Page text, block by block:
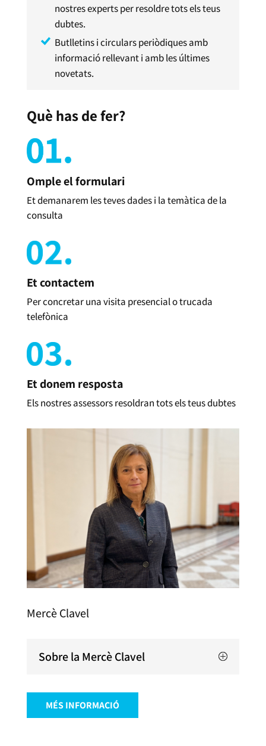
nostres experts per resoldre tots els teus
dubtes.
Butlletins i circulars periòdiques amb
informació rellevant i amb les últimes
novetats.
Què has de fer?
Omple el formulari
Et demanarem les teves dades i la temàtica de la
consulta
Et contactem
Per concretar una visita presencial o trucada
telefònica
Et donem resposta
Els nostres assessors resoldran tots els teus dubtes
Mercè Clavel
Sobre la Mercè Clavel
MÉS INFORMACIÓ